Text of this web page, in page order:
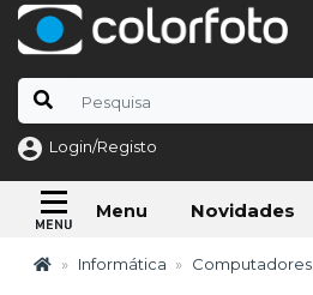
Login/Registo
Menu Novidades
Informática Computadores